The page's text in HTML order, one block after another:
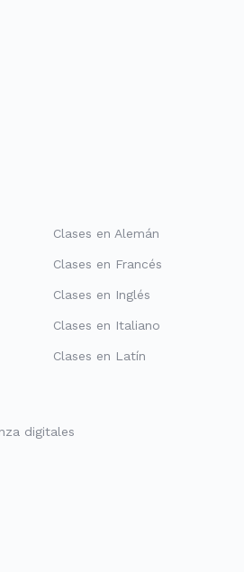
Clases en Alemán
Clases en Francés
Clases en Inglés
Clases en Italiano
Clases en Latín
digitales